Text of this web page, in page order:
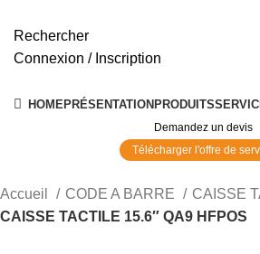
Rechercher
Connexion / Inscription
HOMEPRÉSENTATIONPRODUITS
Demandez un devis
Télécharger l'offre de
Accueil CODE A BARRE
CAISSE
CAISSE TACTILE 15.6″ QA9 HFPOS